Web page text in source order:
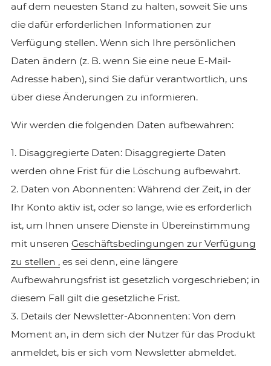
auf dem neuesten Stand zu halten, soweit Sie uns
die dafür erforderlichen Informationen zur
Verfügung stellen. Wenn sich Ihre persönlichen
Daten ändern (z. B. wenn Sie eine neue E-Mail-
Adresse haben), sind Sie dafür verantwortlich, uns
über diese Änderungen zu informieren.
Wir werden die folgenden Daten aufbewahren:
1. Disaggregierte Daten: Disaggregierte Daten
werden ohne Frist für die Löschung aufbewahrt.
2. Daten von Abonnenten: Während der Zeit, in der
Ihr Konto aktiv ist, oder so lange, wie es erforderlich
ist, um Ihnen unsere Dienste in Übereinstimmung
mit unseren Geschäftsbedingungen zur Verfügung
zu stellen ,es sei denn, eine längere
Aufbewahrungsfrist ist gesetzlich vorgeschrieben; in
diesem Fall gilt die gesetzliche Frist.
3. Details der Newsletter-Abonnenten: Von dem
Moment an, in dem sich der Nutzer für das Produkt
anmeldet, bis er sich vom Newsletter abmeldet.